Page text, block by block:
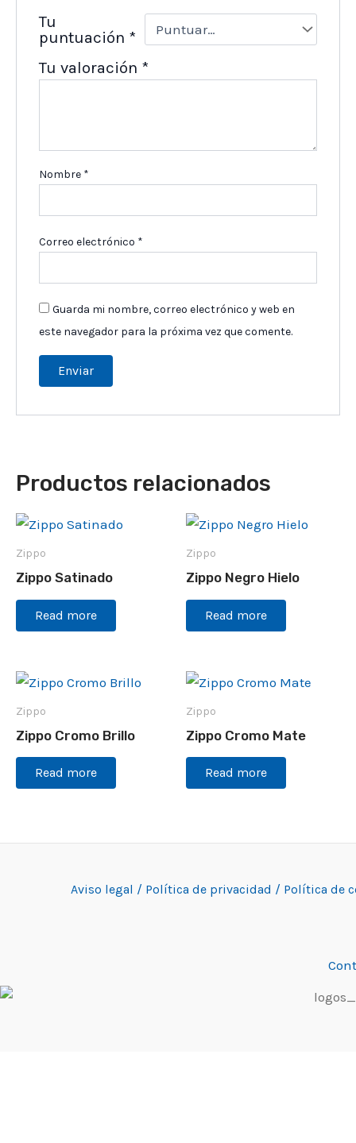
Tu
puntuación *
Tu valoración *
Nombre *
Correo electrónico *
Guarda mi nombre, correo electrónico y web en
este navegador para la próxima vez que comente.
Productos relacionados
Zippo
Zippo Satinado
Read more
Zippo
Zippo Negro Hielo
Read more
Zippo
Zippo Cromo Brillo
Read more
Zippo
Zippo Cromo Mate
Read more
Aviso legal / Política de privacidad / Política de